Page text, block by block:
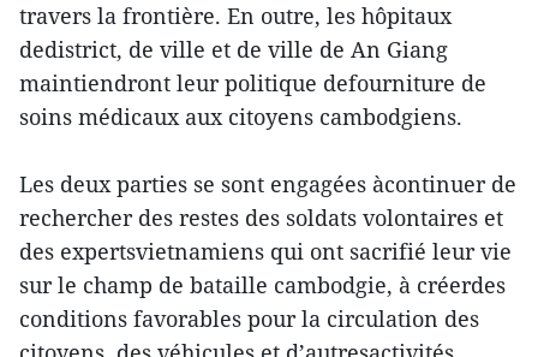
travers la frontière. En outre, les hôpitaux
dedistrict, de ville et de ville de An Giang
maintiendront leur politique defourniture de
soins médicaux aux citoyens cambodgiens.
Les deux parties se sont engagées àcontinuer de
rechercher des restes des soldats volontaires et
des expertsvietnamiens qui ont sacrifié leur vie
sur le champ de bataille cambodgie, à créerdes
conditions favorables pour la circulation des